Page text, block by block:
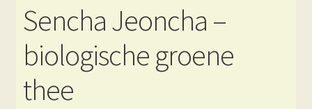
Sencha Jeoncha –
biologische groene
thee